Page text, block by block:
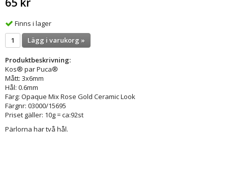
Finns i lager
Lägg i varukorg »
Produktbeskrivning:
Kos® par Puca®
Mått: 3x6mm
Hål: 0.6mm
Färg: Opaque Mix Rose Gold Ceramic Look
Färgnr: 03000/15695
Priset gäller: 10g = ca:92st
Pärlorna har två hål.